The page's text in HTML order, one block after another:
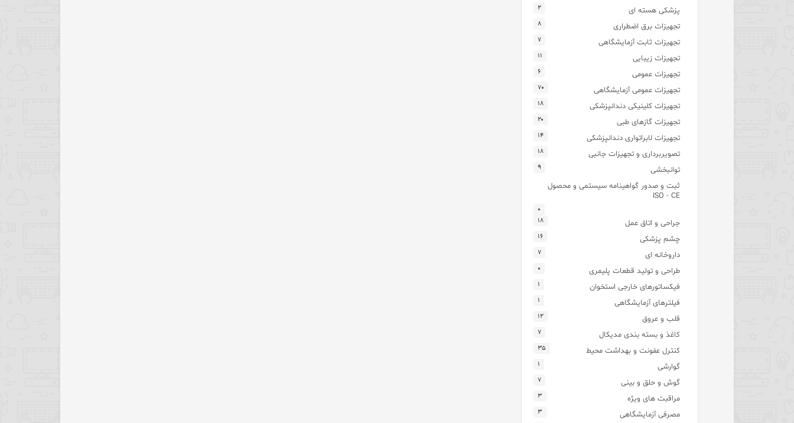
پزشکی هسته ای ۲
تجهیزات برق اضطراری ۸
تجهیزات ثابت آزمایشگاهی ۷
تجهیزات زیبایی ۱۱
تجهیزات عمومی ۶
تجهیزات عمومی آزمایشگاهی ۷۰
تجهیزات کلینیکی دندانپزشکی ۱۸
تجهیزات گازهای طبی ۲۰
تجهیزات لابراتواری دندانپزشکی ۱۴
تصویربرداری و تجهیزات جانبی ۱۸
توانبخشی ۹
ثبت و صدور گواهینامه سیستمی و محصول
ISO - CE
۰
جراحی و اتاق عمل ۱۸
چشم پزشکی ۱۶
داروخانه ای ۷
طراحی و تولید قطعات پلیمری ۰
فیکساتورهای خارجی استخوان ۱
فیلترهای آزمایشگاهی ۱
قلب و عروق ۱۲
کاغذ و بسته بندی مدیکال ۷
کنترل عفونت و بهداشت محیط ۳۵
گوارشی ۱
گوش و حلق و بینی ۷
مراقبت های ویژه ۳
مصرفی آزمایشگاهی ۳